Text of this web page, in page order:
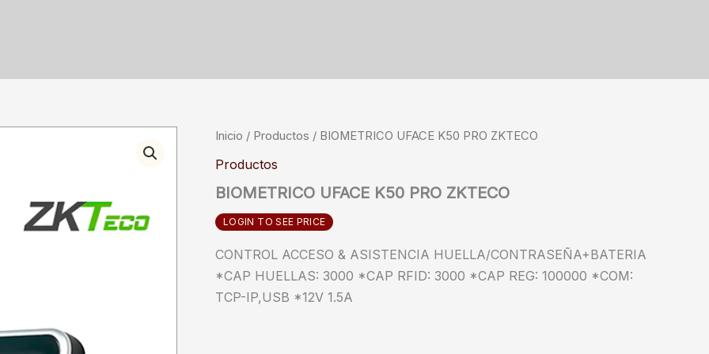
Inicio / Productos / BIOMETRICO UFACE K50 PRO ZKTECO
Productos
BIOMETRICO UFACE K50 PRO ZKTECO
LOGIN TO SEE PRICE
CONTROL ACCESO & ASISTENCIA HUELLA/CONTRASEÑA+BATERIA
*CAP HUELLAS: 3000 *CAP RFID: 3000 *CAP REG: 100000 *COM:
TCP-IP,USB *12V 1.5A